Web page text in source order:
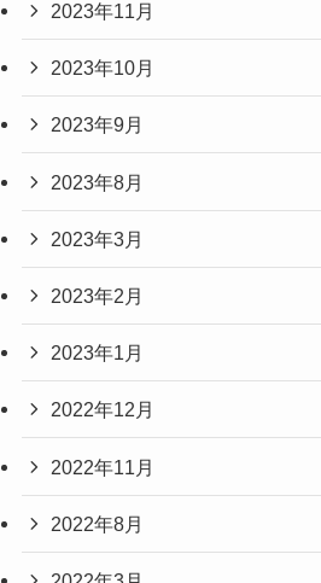
2023年11月
2023年10月
2023年9月
2023年8月
2023年3月
2023年2月
2023年1月
2022年12月
2022年11月
2022年8月